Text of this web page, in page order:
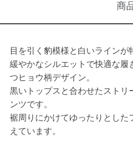
商
目を引く豹模様と白いラインが
緩やかなシルエットで快適な
つヒョウ柄デザイン。
黒いトップスと合わせたスト
ンツです。
裾周りにかけてゆったりとし
えています。